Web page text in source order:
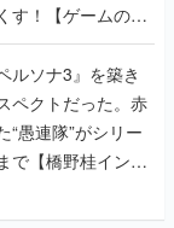
す！【ゲームの企
ルソナ3』を築き
ペクトだった。赤
“愚連隊”がシリー
で【橋野桂インタ